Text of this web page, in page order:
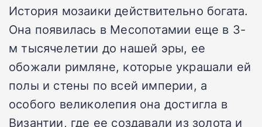
История мозаики действительно богата.
Она появилась в Месопотамии еще в 3-
м тысячелетии до нашей эры, ее
обожали римляне, которые украшали ей
полы и стены по всей империи, а
особого великолепия она достигла в
Византии, где ее создавали из золота и